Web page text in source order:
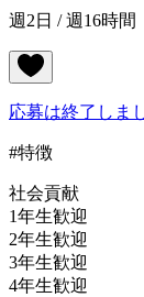
週2日 / 週16時間
応募は終了しま
#特徴
社会貢献
1年生歓迎
2年生歓迎
3年生歓迎
4年生歓迎